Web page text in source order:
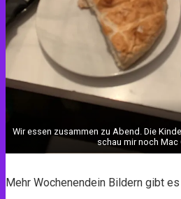
Wir essen zusammen zu Abend. Die
schau mir noch Mac
Mehr Wochenendein Bildern gibt